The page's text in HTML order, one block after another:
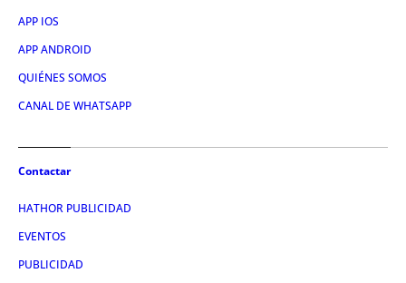
APP IOS
APP ANDROID
QUIÉNES SOMOS
CANAL DE WHATSAPP
Contactar
HATHOR PUBLICIDAD
EVENTOS
PUBLICIDAD